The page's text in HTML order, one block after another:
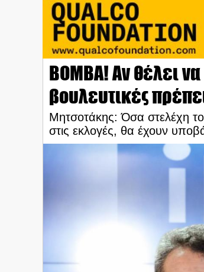
ΒΟΜΒΑ! Αν θέλει να
βουλευτικές
Μητσοτάκης: Όσα στελέχη
στις εκλογές, θα έχουν